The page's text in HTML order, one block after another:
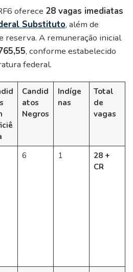
oferece 28 vagas imediatas
Substituto, além de
reserva. A remuneração inicial
, conforme estabelecido
federal.
Candid
atos
Negros
Indíge
nas
Total
de
vagas
6 1
28 +
CR